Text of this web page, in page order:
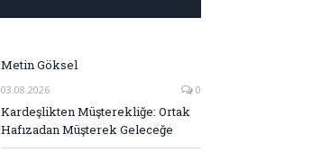
Metin Göksel
03.08.2026 0
Kardeşlikten Müşterekliğe: Ortak
Hafızadan Müşterek Geleceğe